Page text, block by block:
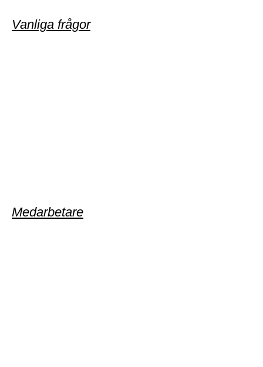
Vanliga frågor
Medarbetare